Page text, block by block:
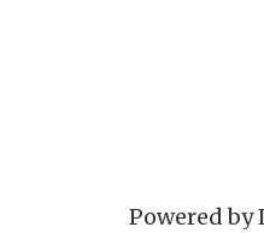
Powered by